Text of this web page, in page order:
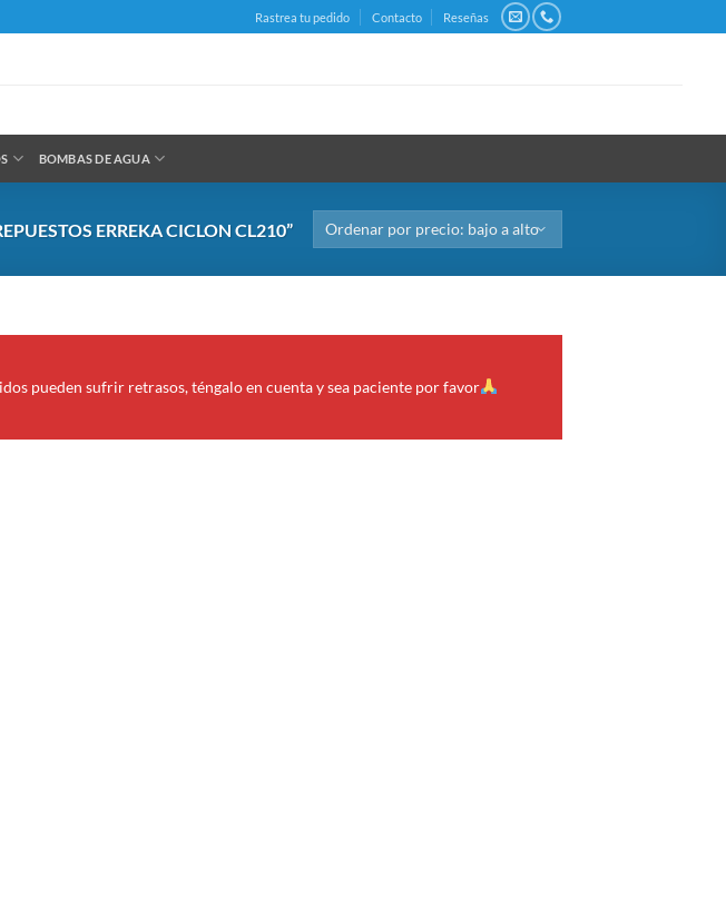
Rastrea tu pedido Contacto Reseñas
BOMBAS DE AGUA
ERREKA CICLON CL210”
pueden sufrir retrasos, téngalo en cuenta y sea paciente por favor